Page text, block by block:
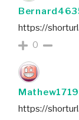
https://
0
Mathew1719
https://